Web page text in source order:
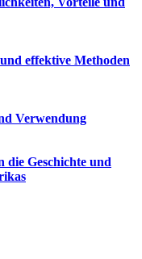
effektive Methoden
Verwendung
Geschichte und